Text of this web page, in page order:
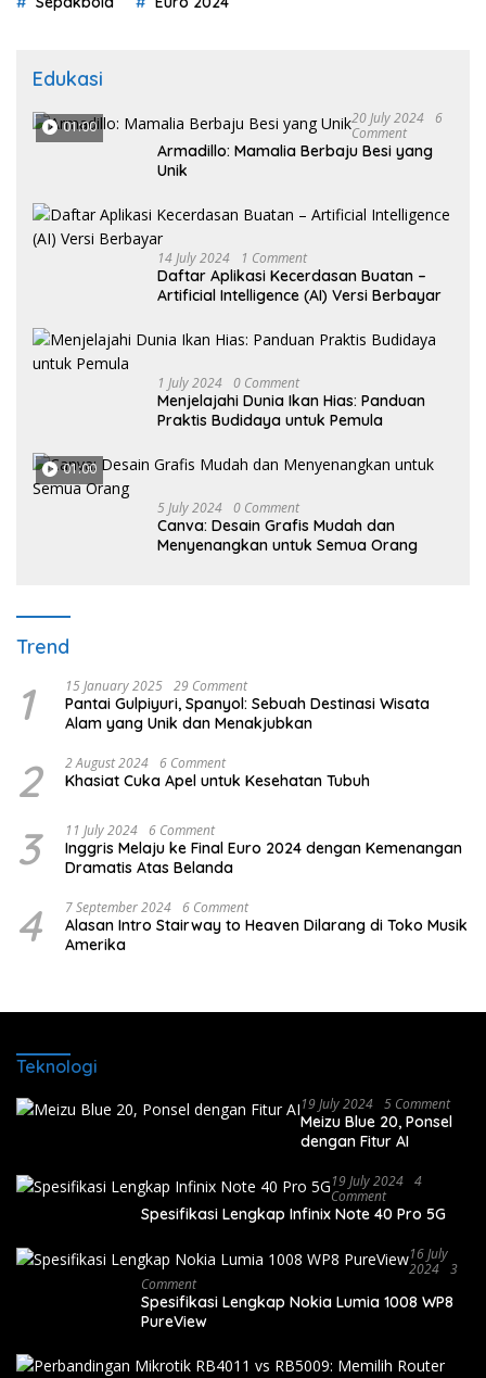
Edukasi
01:00 20 July 2024
6
Comment
Armadillo: Mamalia Berbaju Besi yang
Unik
14 July 2024 1 Comment
Daftar Aplikasi Kecerdasan Buatan –
Artificial Intelligence (AI) Versi Berbayar
1 July 2024 0 Comment
Menjelajahi Dunia Ikan Hias: Panduan
Praktis Budidaya untuk Pemula
01:00
5 July 2024 0 Comment
Canva: Desain Grafis Mudah dan
Menyenangkan untuk Semua Orang
Trend
1 15 January 2025 29 Comment
Pantai Gulpiyuri, Spanyol: Sebuah Destinasi Wisata
Alam yang Unik dan Menakjubkan
2 2 August 2024 6 Comment
Khasiat Cuka Apel untuk Kesehatan Tubuh
3 11 July 2024 6 Comment
Inggris Melaju ke Final Euro 2024 dengan Kemenangan
Dramatis Atas Belanda
4 7 September 2024 6 Comment
Alasan Intro Stairway to Heaven Dilarang di Toko Musik
Amerika
Teknologi
19 July 2024 5 Comment
Meizu Blue 20, Ponsel
dengan Fitur AI
19 July 2024 4
Comment
Spesifikasi Lengkap Infinix Note 40 Pro 5G
16 July
2024 3
Comment
Spesifikasi Lengkap Nokia Lumia 1008 WP8
PureView